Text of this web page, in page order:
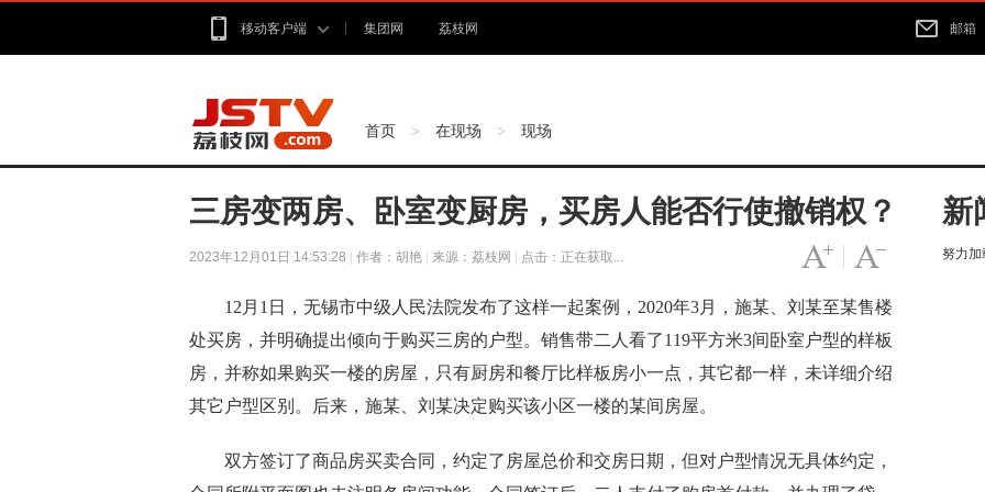
移动客户端 集团网 荔枝网 邮箱
首页 > 在现场 > 现场
三房变两房、卧室变厨房，买房人能否行使撤销权？
2023年12月01日 14:53:28 作者：胡艳 来源：荔枝网 点击： 正在获取... 字号变小
12月1日，无锡市中级人民法院发布了这样一起案例，2020年3月，施某、刘某至某售楼
处买房，并明确提出倾向于购买三房的户型。销售带二人看了119平方米3间卧室户型的样板
房，并称如果购买一楼的房屋，只有厨房和餐厅比样板房小一点，其它都一样，未详细介绍
其它户型区别。后来，施某、刘某决定购买该小区一楼的某间房屋。
双方签订了商品房买卖合同，约定了房屋总价和交房日期，但对户型情况无具体约定，
新
努力加